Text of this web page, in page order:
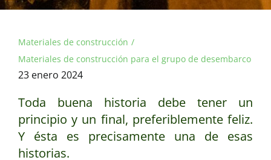
Materiales de construcción
Materiales de construcción para el grupo de desembarco
23 enero 2024
Toda buena historia debe tener un
principio y un final, preferiblemente feliz.
Y ésta es precisamente una de esas
historias.